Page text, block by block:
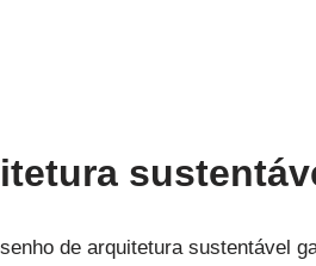
de arquitetura sustentável